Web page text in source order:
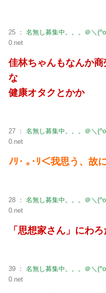
25 ： 名無し募集中。。。＠＼
0.net
佳林ちゃんもなんか
な
健康オタクとかか
27 ： 名無し募集中。。。＠＼
0.net
ﾉﾘ･ ｡･ﾘ＜我思う、故
28 ： 名無し募集中。。。＠＼
0.net
「思想家さん」にわろ
39 ： 名無し募集中。。。＠＼
0.net